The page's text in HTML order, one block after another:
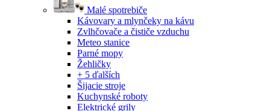
Malé spotrebiče
Kávovary a mlynčeky na kávu
Zvlhčovače a čističe vzduchu
Meteo stanice
Parné mopy
Žehličky
+ 5 ďalších
Šijacie stroje
Kuchynské roboty
Elektrické grily